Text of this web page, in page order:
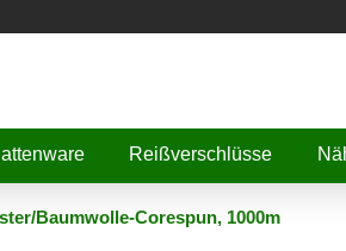
Reißverschlüsse
Baumwolle-Corespun, 1000m